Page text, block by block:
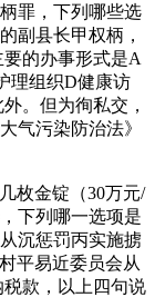
罪，下列哪些选
副县长甲权柄，
的办事形式是A
理组织D健康访
。但为徇私交，
气污染防治法》
枚金锭（30万元/
下列哪一选项是
沉惩罚丙实施掳
平易近委员会从
款，以上四句说